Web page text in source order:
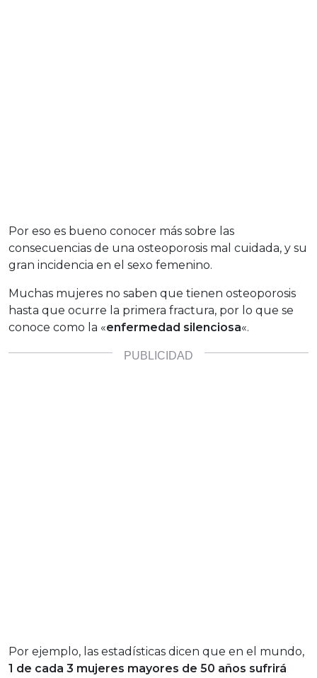
Por eso es bueno conocer más sobre las
consecuencias de una osteoporosis mal cuidada, y su
gran incidencia en el sexo femenino.
Muchas mujeres no saben que tienen osteoporosis
hasta que ocurre la primera fractura, por lo que se
conoce como la «enfermedad silenciosa«.
Por ejemplo, las estadísticas dicen que en el mundo,
1 de cada 3 mujeres mayores de 50 años sufrirá